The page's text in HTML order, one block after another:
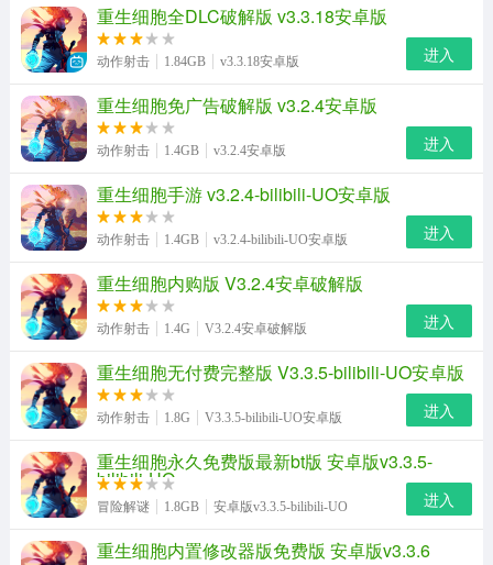
重生细胞全DLC破解版 v3.3.18安卓版
动作射击 1.84GB v3.3.18安卓版 进入
重生细胞免广告破解版 v3.2.4安卓版
动作射击 1.4GB v3.2.4安卓版 进入
重生细胞手游 v3.2.4-bilibili-UO安卓版
动作射击 1.4GB v3.2.4-bilibili-UO安卓版 进入
重生细胞内购版 V3.2.4安卓破解版
动作射击 1.4G V3.2.4安卓破解版 进入
重生细胞无付费完整版 V3.3.5-bilibili-UO安卓版
动作射击 1.8G V3.3.5-bilibili-UO安卓版 进入
重生细胞永久免费版最新bt版 安卓版v3.3.5-
bilibili-UO
冒险解谜 1.8GB 安卓版v3.3.5-bilibili-UO 进入
重生细胞内置修改器版免费版 安卓版v3.3.6